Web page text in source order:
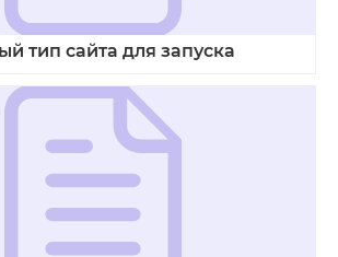
тип сайта для запуска